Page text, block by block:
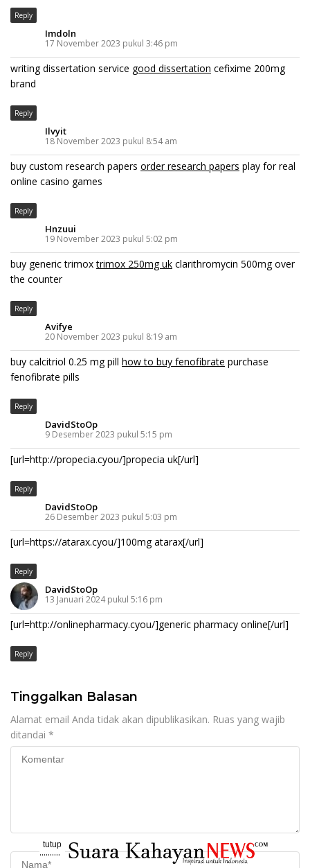
Reply
Imdoln
17 November 2023 pukul 3:46 pm
writing dissertation service good dissertation cefixime 200mg
brand
Reply
Ilvyit
18 November 2023 pukul 8:54 am
buy custom research papers order research papers play for real
online casino games
Reply
Hnzuui
19 November 2023 pukul 5:02 pm
buy generic trimoxtrimox 250mg uk clarithromycin 500mg over
the counter
Reply
Avifye
20 November 2023 pukul 8:19 am
buy calcitriol 0.25 mg pill how to buy fenofibrate purchase
fenofibrate pills
Reply
DavidStoOp
9 Desember 2023 pukul 5:15 pm
[url=http://propecia.cyou/]propecia uk[/url]
Reply
DavidStoOp
26 Desember 2023 pukul 5:03 pm
[url=https://atarax.cyou/]100mg atarax[/url]
Reply
DavidStoOp
13 Januari 2024 pukul 5:16 pm
[url=http://onlinepharmacy.cyou/]generic pharmacy online[/url]
Reply
Tinggalkan Balasan
Alamat email Anda tidak akan dipublikasikan. Ruas yang wajib
ditandai *
tutup
..........